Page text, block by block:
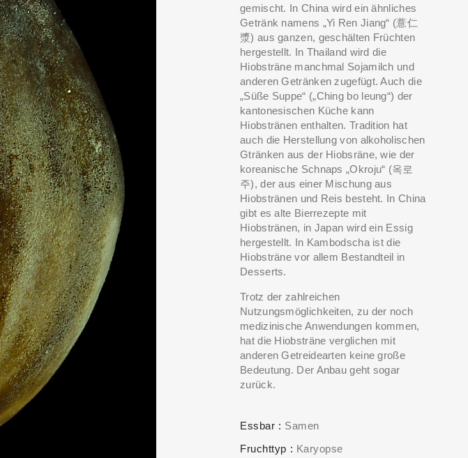
WEBSITE! NON-GERMAN SPEAKERS PLEASE USE THE SEARCH BAR ON
PAGE.
gemischt. In China wird ein ähnliches
Getränk namens „Yi Ren Jiang“ (薏仁
漿) aus ganzen, geschälten Früchten
hergestellt. In Thailand wird die
Hiobsträne manchmal Sojamilch und
anderen Getränken zugefügt. Auch die
„Süße Suppe“ („Ching bo leung“) der
kantonesischen Küche kann
Hiobstränen enthalten. Tradition hat
auch die Herstellung von alkoholischen
Gtränken aus der Hiobsräne, wie der
koreanische Schnaps „Okroju“ (옥로
주), der aus einer Mischung aus
Hiobstränen und Reis besteht. In China
gibt es alte Bierrezepte mit
Hiobstränen, in Japan wird ein Essig
hergestellt. In Kambodscha ist die
Hiobsträne vor allem Bestandteil in
Desserts.
Trotz der zahlreichen
Nutzungsmöglichkeiten, zu der noch
medizinische Anwendungen kommen,
hat die Hiobsträne verglichen mit
anderen Getreidearten keine große
Bedeutung. Der Anbau geht sogar
zurück.
Essbar
Samen
Fruchttyp
Karyopse